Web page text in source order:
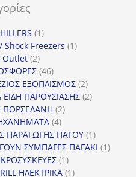
11
προϊόν
Freezers 11
Outlet 22
προϊόντα
4646
προϊόντα
ΕΞΟΠΛΙΣΜΟΣ 22
προϊόντα
ΕΙΔΗ ΠΑΡΟΥΣΙΑΣΗΣ 22
ΠΟΡΣΕΛΑΝΗ 22
44
προϊόντα
ΠΑΡΑΓΩΓΗΣ ΠΑΓΟΥ 11
προϊόν
ΣΥΜΠΑΓΕΣ ΠΑΓΑΚΙ 11
11
προϊόν
ΗΛΕΚΤΡΙΚΑ 11